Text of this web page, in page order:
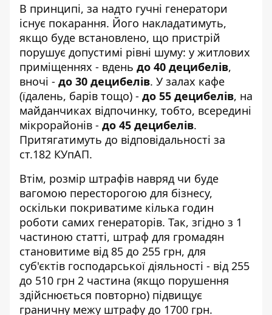
В принципі, за надто гучні генератори
існує покарання. Його накладатимуть,
якщо буде встановлено, що пристрій
порушує допустимі рівні шуму: у житлових
приміщеннях - вдень до 40 децибелів,
вночі - до 30 децибелів. У залах кафе
(їдалень, барів тощо) - до 55 децибелів, на
майданчиках відпочинку, тобто, всередині
мікрорайонів - до 45 децибелів.
Притягатимуть до відповідальності за
ст.182 КУпАП.
Втім, розмір штрафів навряд чи буде
вагомою пересторогою для бізнесу,
оскільки покриватиме кілька годин
роботи самих генераторів. Так, згідно з 1
частиною статті, штраф для громадян
становитиме від 85 до 255 грн, для
суб'єктів господарської діяльності - від 255
до 510 грн 2 частина (якщо порушення
здійснюється повторно) підвищує
граничну межу штрафу до 1700 грн.